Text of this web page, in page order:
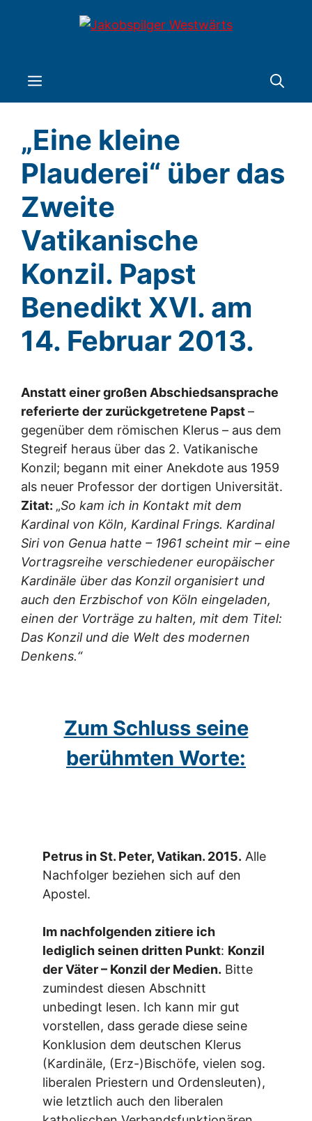
Menü
„Eine kleine
Plauderei“ über das
Zweite
Vatikanische
Konzil. Papst
Benedikt XVI. am
14. Februar 2013.
Anstatt einer großen Abschiedsansprache
referierte der zurückgetretene Papst–
gegenüber dem römischen Klerus – aus dem
Stegreif heraus über das 2. Vatikanische
Konzil; begann mit einer Anekdote aus 1959
als neuer Professor der dortigen Universität.
Zitat: „So kam ich in Kontakt mit dem
Kardinal von Köln, Kardinal Frings. Kardinal
Siri von Genua hatte – 1961 scheint mir – eine
Vortragsreihe verschiedener europäischer
Kardinäle über das Konzil organisiert und
auch den Erzbischof von Köln eingeladen,
einen der Vorträge zu halten, mit dem Titel:
Das Konzil und die Welt des modernen
Denkens.“
Zum Schluss seine
berühmten Worte:
Petrus in St. Peter, Vatikan. 2015. Alle
Nachfolger beziehen sich auf den
Apostel.
Im nachfolgenden zitiere ich
lediglich seinen dritten Punkt: Konzil
der Väter – Konzil der Medien. Bitte
zumindest diesen Abschnitt
unbedingt lesen. Ich kann mir gut
vorstellen, dass gerade diese seine
Konklusion dem deutschen Klerus
(Kardinäle, (Erz-)Bischöfe, vielen sog.
liberalen Priestern und Ordensleuten),
wie letztlich auch den liberalen